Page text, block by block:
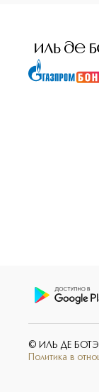
© ИЛЬ ДЕ БОТЭ
Политика в